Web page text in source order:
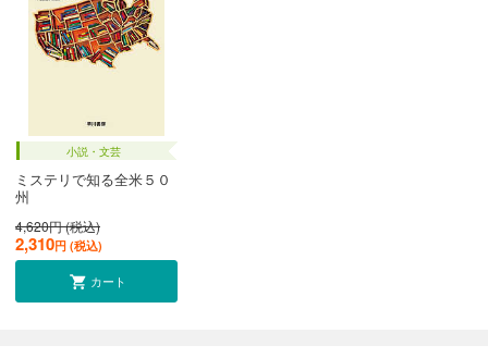
小説・文芸
ミステリで知る全米５０
州
4,620円 (税込)
2,310円 (税込)
カート